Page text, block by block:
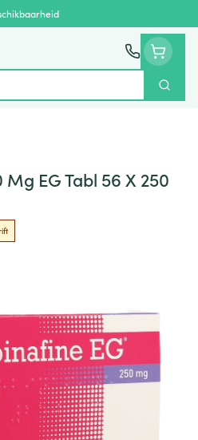
Zoek
EG Tabl 56 X 250